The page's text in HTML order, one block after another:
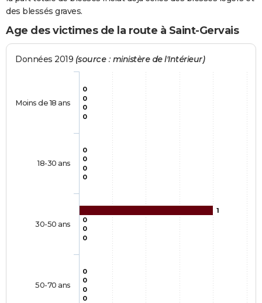
des blessés graves.
Age des victimes de la route à Saint-Gervais
Données 2019 (source : ministère de l'Intérieur)
0
0
1
0
0
0
0
0
0
0
0
0
0
0
0
0
Moins de 18 ans
18-30 ans
30-50 ans
50-70 ans